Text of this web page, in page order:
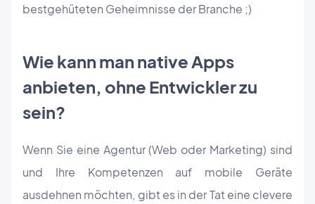
bestgehüteten Geheimnisse der Branche ;)
Wie kann man native Apps
anbieten, ohne Entwickler zu
sein?
Wenn Sie eine Agentur (Web oder Marketing) sind
und Ihre Kompetenzen auf mobile Geräte
ausdehnen möchten, gibt es in der Tat eine clevere